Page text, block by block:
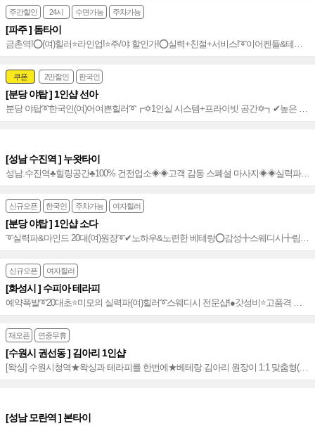
주간할인 24시 수면가능 주차가능
[파주 ] 돔타이
금촌역!⭕(여)힐러⭐️라인업!⭐️주/야 할인가!⭕실력+친절+서비스!➰이어켄들&테라
피(가성비)~!➰수면무료&인기폭발~⭐️
쿠폰 2만할인 한국인
[분당 야탑 ] 1인샵 선아
분당 야탑➰한국인(여)어여쁜힐러➰┏✡1인실 시스템+프라이빗 공간✡┓✔높은 재
방률n최고의 실력✔ █▄◈센스티브 힐링테라피◈▄█믿고 찾는 1인샵~⭐️
[성남 수진역 ] 누왓타이
성남.수진역♣힐링공간♣100% 건전업소◈◈고객 감동 스폐셜 마사지◈◈실력파
힐러님들◈◈수진역 2번 출구_5분 거리 위치
신규오픈 한국인 주차가능 여자힐러
[분당 야탑 ] 1인샵 소다
➰실력파&마인드 20대(여)원장➰✔노하우&노련한 베테랑⭕감성╋스웨디시╋림프
╋건식╋아로마 환상 조합⭕친절☆독보적 테라피⭐️NO.1 소다~☆
신규오픈 여자힐러
[화성시 ] 수피아 테라피
예약폭발➰20대초⭐️미모의 실력파(여)힐러➰스웨디시 전문샵!●갓성비⭐️고품격 프
라이빗 힐링공간✔아로마&감성+서혜부!~⭐️
재오픈 연중무휴
[수원시 권선동 ] 김아리 1인샵
[왁싱] 수원시청역★왁싱과 테라피를 한번에★베테랑 김아리 원장이 1:1 맞춤형(종
목) 컨디션 관리 진행★감성/로미/스웨디시/얼굴 등★
[성남 모란역 ] 본타이